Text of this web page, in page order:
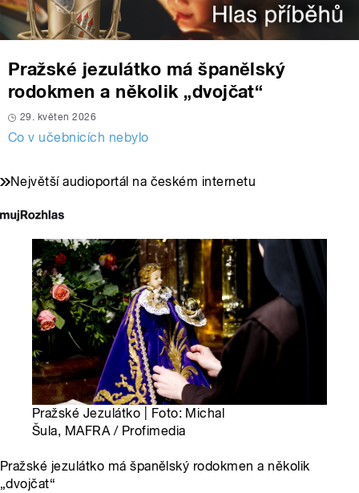
Pražské jezulátko má španělský
rodokmen a několik „dvojčat“
29. květen 2026
Co v učebnicích nebylo
Největší audioportál na českém internetu
Pražské Jezulátko | Foto: Michal
Šula, MAFRA / Profimedia
Pražské jezulátko má španělský rodokmen a několik
„dvojčat“